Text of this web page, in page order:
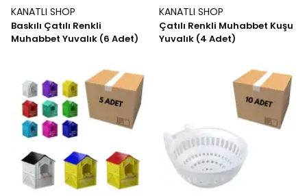
KANATLI SHOP
Baskılı Çatılı Renkli
Muhabbet Yuvalık (6 Adet)
KANATLI SHOP
Çatılı Renkli Muhabbet Kuşu
Yuvalık (4 Adet)